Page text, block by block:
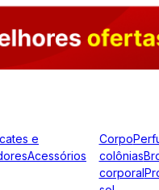
e
Acessórios
Corpo
colônias
corporal